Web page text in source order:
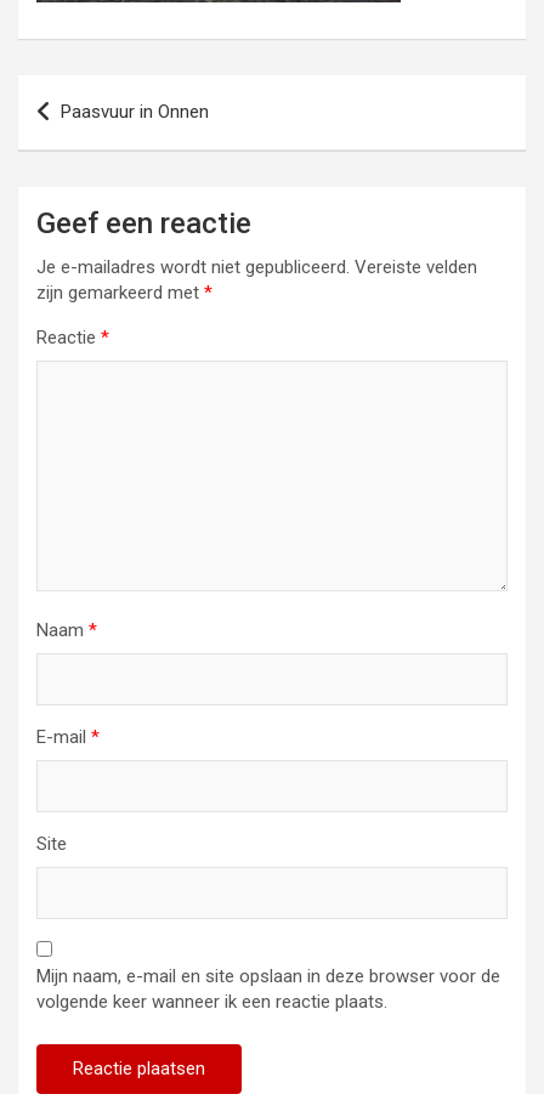
Bericht
navigatie
Paasvuur in Onnen
Geef een reactie
Je e-mailadres wordt niet gepubliceerd. Vereiste velden
zijn gemarkeerd met *
Reactie *
Naam *
E-mail *
Site
Mijn naam, e-mail en site opslaan in deze browser voor de
volgende keer wanneer ik een reactie plaats.